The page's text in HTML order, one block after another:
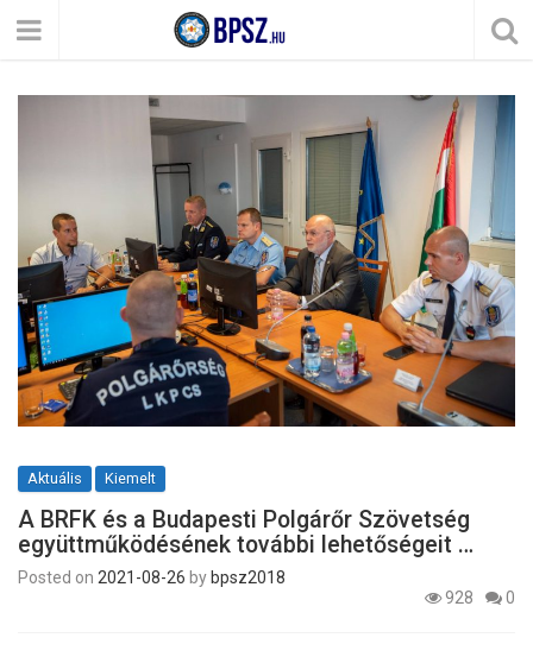
Aktuális Kiemelt
A BRFK és a Budapesti Polgárőr Szövetség
együttműködésének további lehetőségeit …
Posted on 2021-08-26 by bpsz2018
928
0